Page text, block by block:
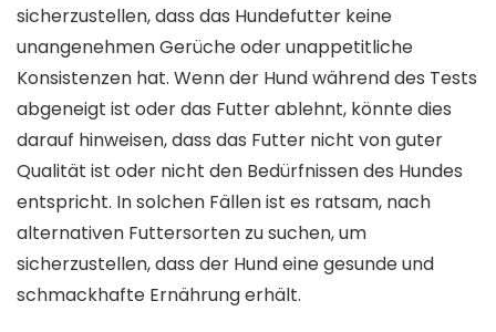
sicherzustellen, dass das Hundefutter keine
unangenehmen Gerüche oder unappetitliche
Konsistenzen hat. Wenn der Hund während des Tests
abgeneigt ist oder das Futter ablehnt, könnte dies
darauf hinweisen, dass das Futter nicht von guter
Qualität ist oder nicht den Bedürfnissen des Hundes
entspricht. In solchen Fällen ist es ratsam, nach
alternativen Futtersorten zu suchen, um
sicherzustellen, dass der Hund eine gesunde und
schmackhafte Ernährung erhält.